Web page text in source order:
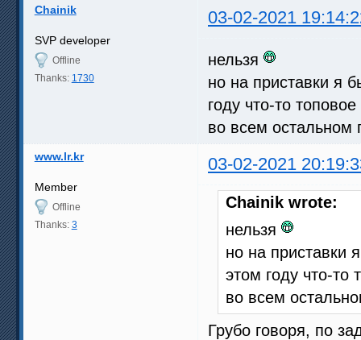
Chainik 03-02-2021
SVP developer
Offline
Thanks: 1730
нельзя
но на приставки я
году что-то
во всем остальном
www.lr.kr 03-02-2021
Member
Offline
Thanks: 3
Chainik wrote:
нельзя
но на приставки
этом году что-то
во всем
Грубо говоря, по